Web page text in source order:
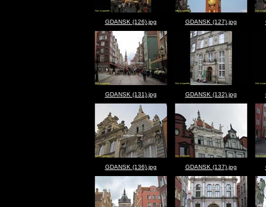
GDANSK (126).jpg GDANSK (127).jpg
GDANSK (131).jpg GDANSK (132).jpg
GDANSK (136).jpg GDANSK (137).jpg